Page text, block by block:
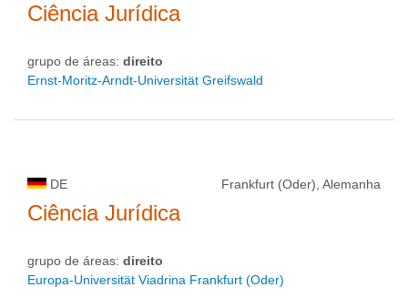
Ciência Jurídica
grupo de áreas: direito
Ernst-Moritz-Arndt-Universität Greifswald
DE Frankfurt (Oder), Alemanha
Ciência Jurídica
grupo de áreas: direito
Europa-Universität Viadrina Frankfurt (Oder)